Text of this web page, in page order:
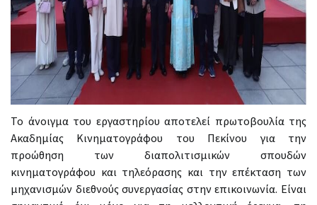
Το άνοιγμα του εργαστηρίου αποτελεί πρωτοβουλία της
Ακαδημίας Κινηματογράφου του Πεκίνου για την
προώθηση των διαπολιτισμικών σπουδών
κινηματογράφου και τηλεόρασης και την επέκταση των
μηχανισμών διεθνούς συνεργασίας στην επικοινωνία. Είναι